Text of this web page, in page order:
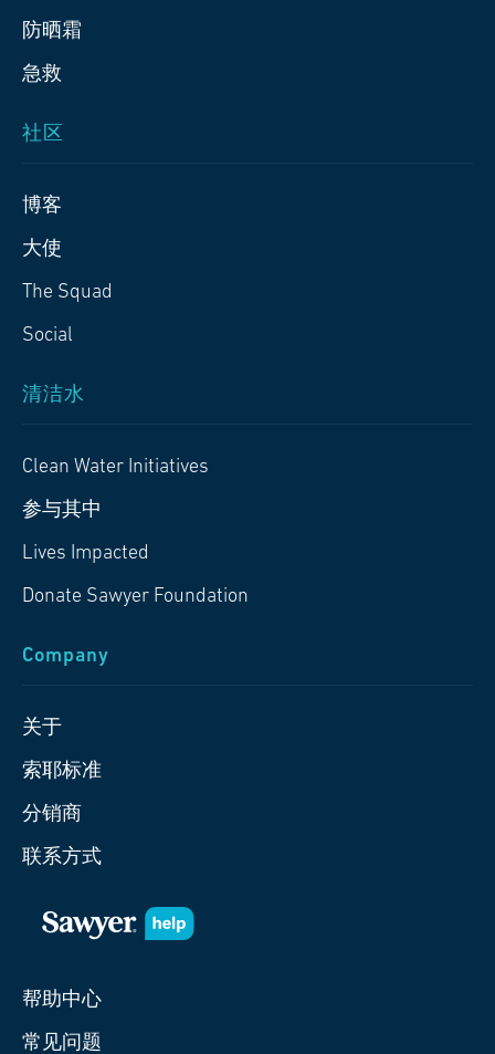
防晒霜
急救
社区
博客
大使
The Squad
Social
清洁水
Clean Water Initiatives
参与其中
Lives Impacted
Donate Sawyer Foundation
Company
关于
索耶标准
分销商
联系方式
帮助中心
常见问题